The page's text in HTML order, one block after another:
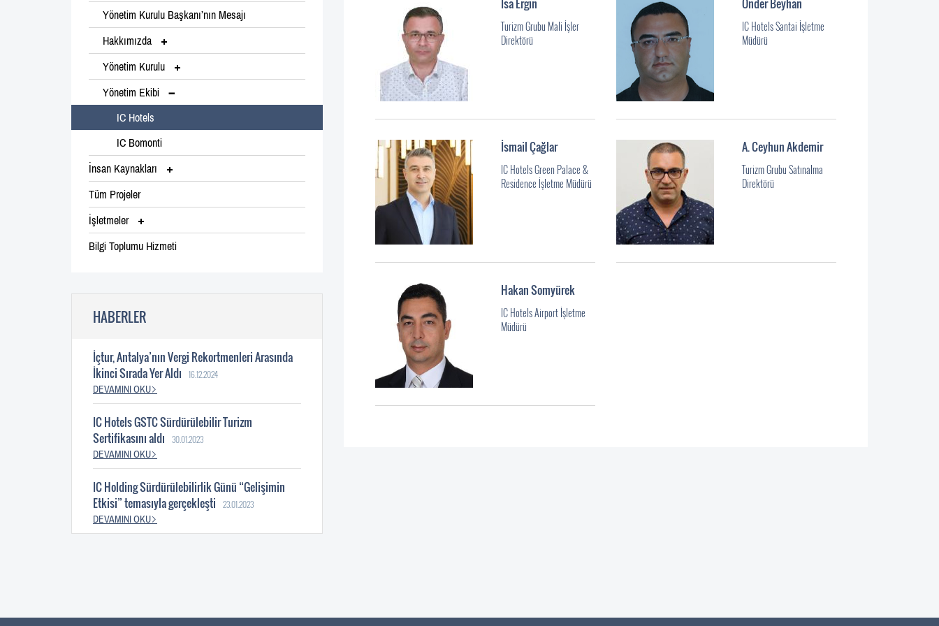
Yönetim Kurulu Başkanı’nın Mesajı
Hakkımızda
Yönetim Kurulu
Yönetim Ekibi
IC Hotels
IC Bomonti
İnsan Kaynakları
Tüm Projeler
İşletmeler
Bilgi Toplumu Hizmeti
HABERLER
İçtur, Antalya’nın Vergi Rekortmenleri Arasında
İkinci Sırada Yer Aldı
16.12.2024
DEVAMINI OKU
IC Hotels GSTC Sürdürülebilir Turizm
Sertifikasını aldı
30.01.2023
DEVAMINI OKU
IC Holding Sürdürülebilirlik Günü “Gelişimin
Etkisi” temasıyla gerçekleşti
23.01.2023
DEVAMINI OKU
İsa Ergin
Turizm Grubu Mali İşler
Direktörü
Önder Beyhan
IC Hotels Santai İşletme
Müdürü
İsmail Çağlar
IC Hotels Green Palace &
Residence İşletme Müdürü
A. Ceyhun Akdemir
Turizm Grubu Satınalma
Direktörü
Hakan Somyürek
IC Hotels Airport İşletme
Müdürü